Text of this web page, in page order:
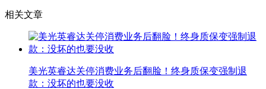
相关文章
美光英睿达关停消费业务后翻脸！终身质保变强制退
款：没坏的也要没收